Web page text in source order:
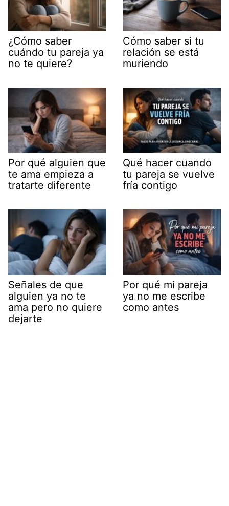
¿Cómo saber
cuándo tu pareja ya
no te quiere?
Cómo saber si tu
relación se está
muriendo
Por qué alguien que
te ama empieza a
tratarte diferente
Qué hacer cuando
tu pareja se vuelve
fría contigo
Señales de que
alguien ya no te
ama pero no quiere
dejarte
Por qué mi pareja
ya no me escribe
como antes